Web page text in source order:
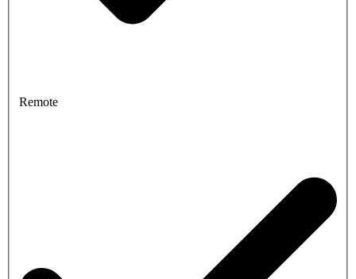
Remote